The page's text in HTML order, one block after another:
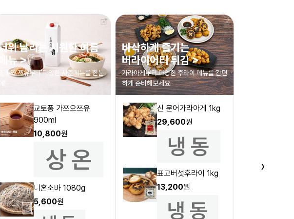
더위 날리는 시원한 여름
메뉴 >
소바와 쯔유부터 다양한 시즌메뉴를 한눈
교토풍 가쯔오쯔유
900ml
10,800원
니혼소바 1080g
5,600원
바삭하게 즐기는
버라이어티 튀김 >
가라아게부터 다양한 후라이 메뉴를 간편
하게 준비해보세요.
신 문어가라아게 1kg
29,600원
표고버섯후라이 1kg
13,200원
›